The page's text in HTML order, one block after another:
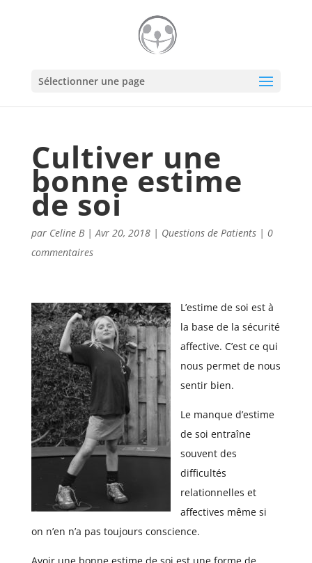
Sélectionner une page
Cultiver une
bonne estime
de soi
par Celine B|Avr 20, 2018| Questions de Patients| 0
commentaires
L’estime de soi est à
la base de la sécurité
affective. C’est ce qui
nous permet de nous
sentir bien.
Le manque d’estime
de soi entraîne
souvent des
difficultés
relationnelles et
affectives même si
on n’en n’a pas toujours conscience.